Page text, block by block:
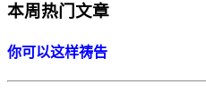
本周热门文章
你可以这样祷告